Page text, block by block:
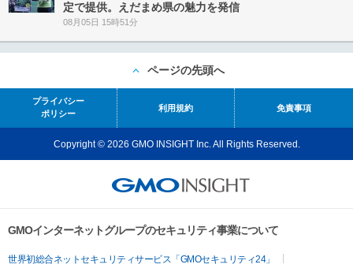
定で提供。えだまめ県の魅力を発信
08月05日 15時51分
ページの先頭へ
プライバシー
ポリシー
利用規約 免責事項
Copyright © 2026 GMO INSIGHT Inc. All Rights Reserved.
GMOインターネットグループのセキュリティ事業について
世界初総合ネットセキュリティサービス「GMOセキュリティ24」